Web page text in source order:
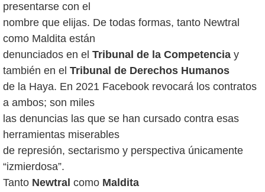
presentarse con el
nombre que elijas. De todas formas, tanto Newtral
como Maldita están
denunciados en el Tribunal de la Competencia y
también en el Tribunal de Derechos Humanos
de la Haya. En 2021 Facebook revocará los contratos
a ambos; son miles
las denuncias las que se han cursado contra esas
herramientas miserables
de represión, sectarismo y perspectiva únicamente
“izmierdosa”.
Tanto Newtral como Maldita